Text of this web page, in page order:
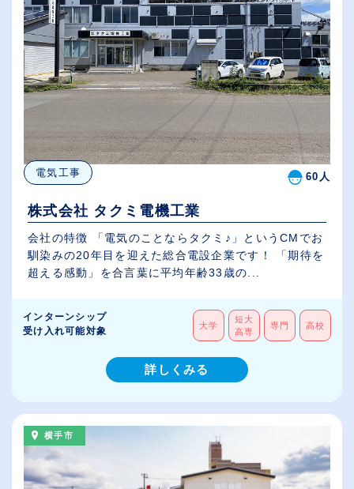
電気工事 60人
株式会社 タクミ電機工業
会社の特徴 「電気のことならタクミ♪」というCMでお
馴染みの20年目を迎えた総合電設企業です！ 「期待を
超える感動」を合言葉に平均年齢33歳の...
インターンシップ
受け入れ可能対象
大学
短大
高専
専門 高校
詳しくみる
横手市